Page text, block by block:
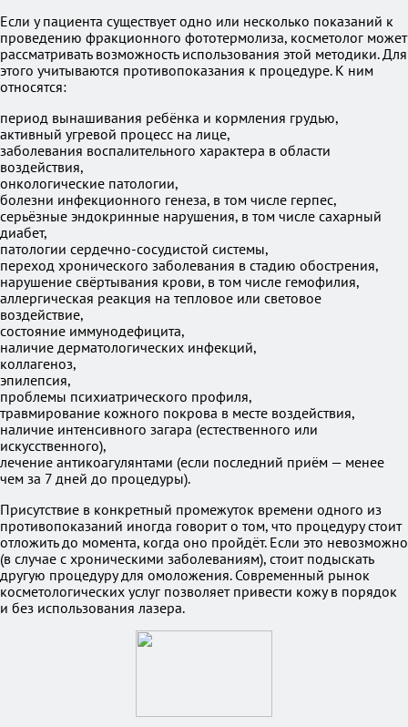
Если у пациента существует одно или несколько показаний к
проведению фракционного фототермолиза, косметолог может
рассматривать возможность использования этой методики. Для
этого учитываются противопоказания к процедуре. К ним
относятся:
период вынашивания ребёнка и кормления грудью,
активный угревой процесс на лице,
заболевания воспалительного характера в области
воздействия,
онкологические патологии,
болезни инфекционного генеза, в том числе герпес,
серьёзные эндокринные нарушения, в том числе сахарный
диабет,
патологии сердечно-сосудистой системы,
переход хронического заболевания в стадию обострения,
нарушение свёртывания крови, в том числе гемофилия,
аллергическая реакция на тепловое или световое
воздействие,
состояние иммунодефицита,
наличие дерматологических инфекций,
коллагеноз,
эпилепсия,
проблемы психиатрического профиля,
травмирование кожного покрова в месте воздействия,
наличие интенсивного загара (естественного или
искусственного),
лечение антикоагулянтами (если последний приём — менее
чем за 7 дней до процедуры).
Присутствие в конкретный промежуток времени одного из
противопоказаний иногда говорит о том, что процедуру стоит
отложить до момента, когда оно пройдёт. Если это невозможно
(в случае с хроническими заболеваниям), стоит подыскать
другую процедуру для омоложения. Современный рынок
косметологических услуг позволяет привести кожу в порядок
и без использования лазера.